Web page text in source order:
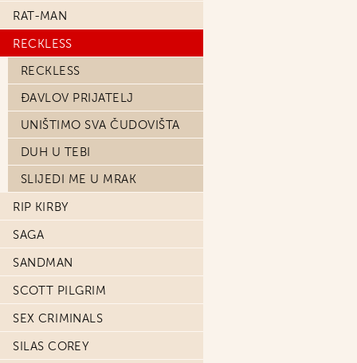
RAT-MAN
RECKLESS
RECKLESS
ĐAVLOV PRIJATELJ
UNIŠTIMO SVA ČUDOVIŠTA
DUH U TEBI
SLIJEDI ME U MRAK
RIP KIRBY
SAGA
SANDMAN
SCOTT PILGRIM
SEX CRIMINALS
SILAS COREY